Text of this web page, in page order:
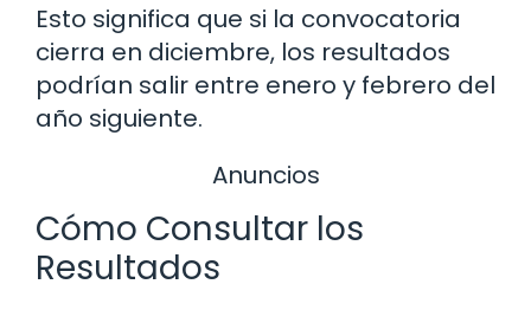
Esto significa que si la convocatoria
cierra en diciembre, los resultados
podrían salir entre enero y febrero del
año siguiente.
Anuncios
Cómo Consultar los
Resultados